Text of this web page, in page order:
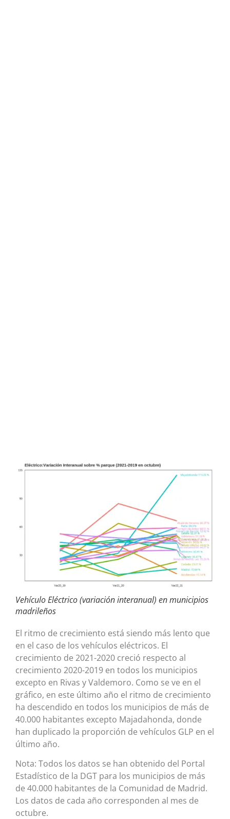
Vehículo Eléctrico (variación interanual) en municipios
madrileños
El ritmo de crecimiento está siendo más lento que
en el caso de los vehículos eléctricos. El
crecimiento de 2021-2020 creció respecto al
crecimiento 2020-2019 en todos los municipios
excepto en Rivas y Valdemoro. Como se ve en el
gráfico, en este último año el ritmo de crecimiento
ha descendido en todos los municipios de más de
40.000 habitantes excepto Majadahonda, donde
han duplicado la proporción de vehículos GLP en el
último año.
Nota: Todos los datos se han obtenido del Portal
Estadístico de la DGT para los municipios de más
de 40.000 habitantes de la Comunidad de Madrid.
Los datos de cada año corresponden al mes de
octubre.